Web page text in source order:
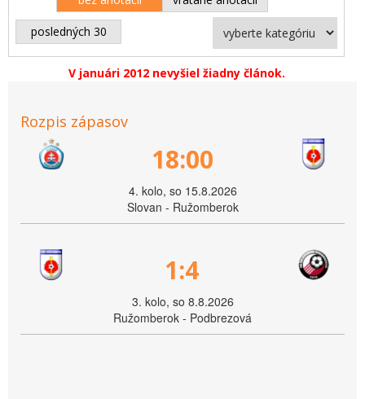
posledných 30
V januári 2012 nevyšiel žiadny článok.
Rozpis zápasov
18:00
4. kolo, so 15.8.2026
Slovan - Ružomberok
1:4
3. kolo, so 8.8.2026
Ružomberok - Podbrezová